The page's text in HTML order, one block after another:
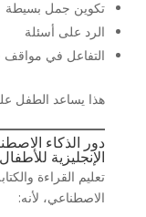
تكوين جمل بسيطة
الرد على أسئلة
التفاعل في مواقف
هذا يساعد الطفل
دور الذكاء
الإنجليزية للأطفال
تعليم القراءة
الاصطناعي، لأنه: